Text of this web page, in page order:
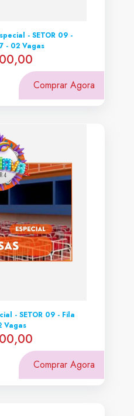
- SETOR 09 -
- 02 Vagas
Comprar Agora
- SETOR 09 - Fila
Vagas
Comprar Agora